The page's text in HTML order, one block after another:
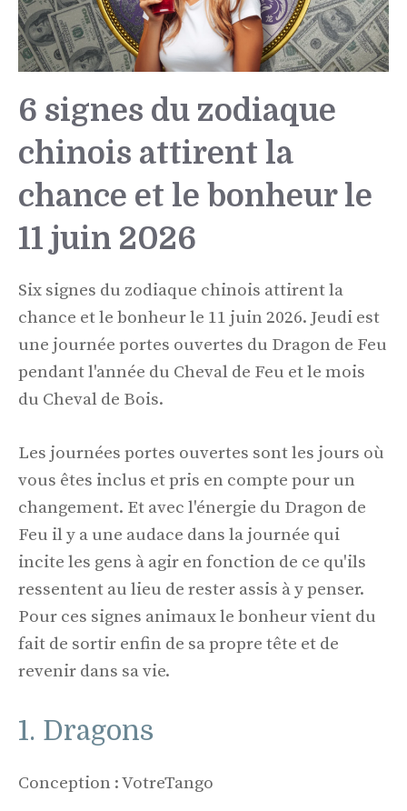
6 signes du zodiaque
chinois attirent la
chance et le bonheur le
11 juin 2026
Six signes du zodiaque chinois attirent la
chance et le bonheur le 11 juin 2026. Jeudi est
une journée portes ouvertes du Dragon de Feu
pendant l'année du Cheval de Feu et le mois
du Cheval de Bois.
Les journées portes ouvertes sont les jours où
vous êtes inclus et pris en compte pour un
changement. Et avec l'énergie du Dragon de
Feu il y a une audace dans la journée qui
incite les gens à agir en fonction de ce qu'ils
ressentent au lieu de rester assis à y penser.
Pour ces signes animaux le bonheur vient du
fait de sortir enfin de sa propre tête et de
revenir dans sa vie.
1. Dragons
Conception : VotreTango